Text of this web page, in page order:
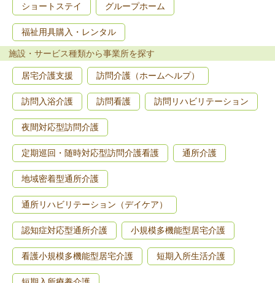
ショートステイ グループホーム
福祉用具購入・レンタル
施設・サービス種類から事業所を探す
居宅介護支援 訪問介護（ホームヘルプ）
訪問入浴介護 訪問看護 訪問リハビリテーション
夜間対応型訪問介護
定期巡回・随時対応型訪問介護看護 通所介護
地域密着型通所介護
通所リハビリテーション（デイケア）
認知症対応型通所介護 小規模多機能型居宅介護
看護小規模多機能型居宅介護 短期入所生活介護